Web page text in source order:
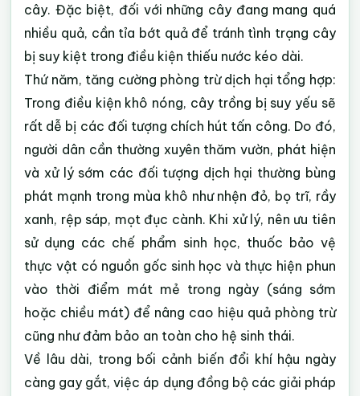
cây. Đặc biệt, đối với những cây đang mang quá
nhiều quả, cần tỉa bớt quả để tránh tình trạng cây
bị suy kiệt trong điều kiện thiếu nước kéo dài.
Thứ năm, tăng cường phòng trừ dịch hại tổng hợp:
Trong điều kiện khô nóng, cây trồng bị suy yếu sẽ
rất dễ bị các đối tượng chích hút tấn công. Do đó,
người dân cần thường xuyên thăm vườn, phát hiện
và xử lý sớm các đối tượng dịch hại thường bùng
phát mạnh trong mùa khô như nhện đỏ, bọ trĩ, rầy
xanh, rệp sáp, mọt đục cành. Khi xử lý, nên ưu tiên
sử dụng các chế phẩm sinh học, thuốc bảo vệ
thực vật có nguồn gốc sinh học và thực hiện phun
vào thời điểm mát mẻ trong ngày (sáng sớm
hoặc chiều mát) để nâng cao hiệu quả phòng trừ
cũng như đảm bảo an toàn cho hệ sinh thái.
Về lâu dài, trong bối cảnh biến đổi khí hậu ngày
càng gay gắt, việc áp dụng đồng bộ các giải pháp